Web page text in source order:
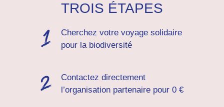
TROIS ÉTAPES
Cherchez votre voyage solidaire
pour la biodiversité
Contactez directement
l’organisation partenaire pour 0 €